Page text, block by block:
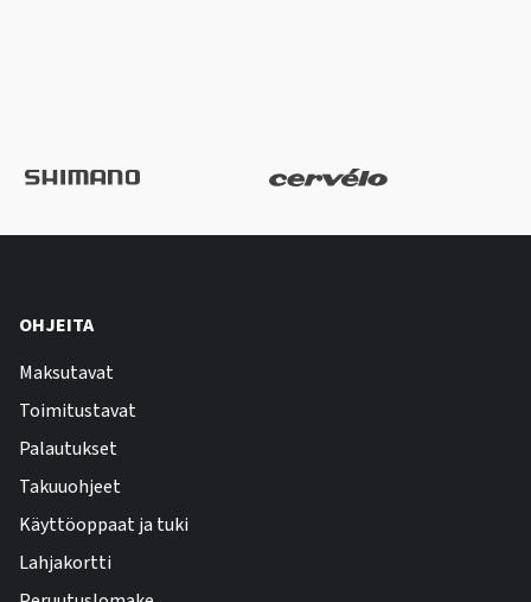
OHJEITA
Maksutavat
Toimitustavat
Palautukset
Takuuohjeet
Käyttöoppaat ja tuki
Lahjakortti